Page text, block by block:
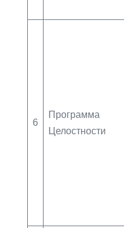
6
Программа
Целостности